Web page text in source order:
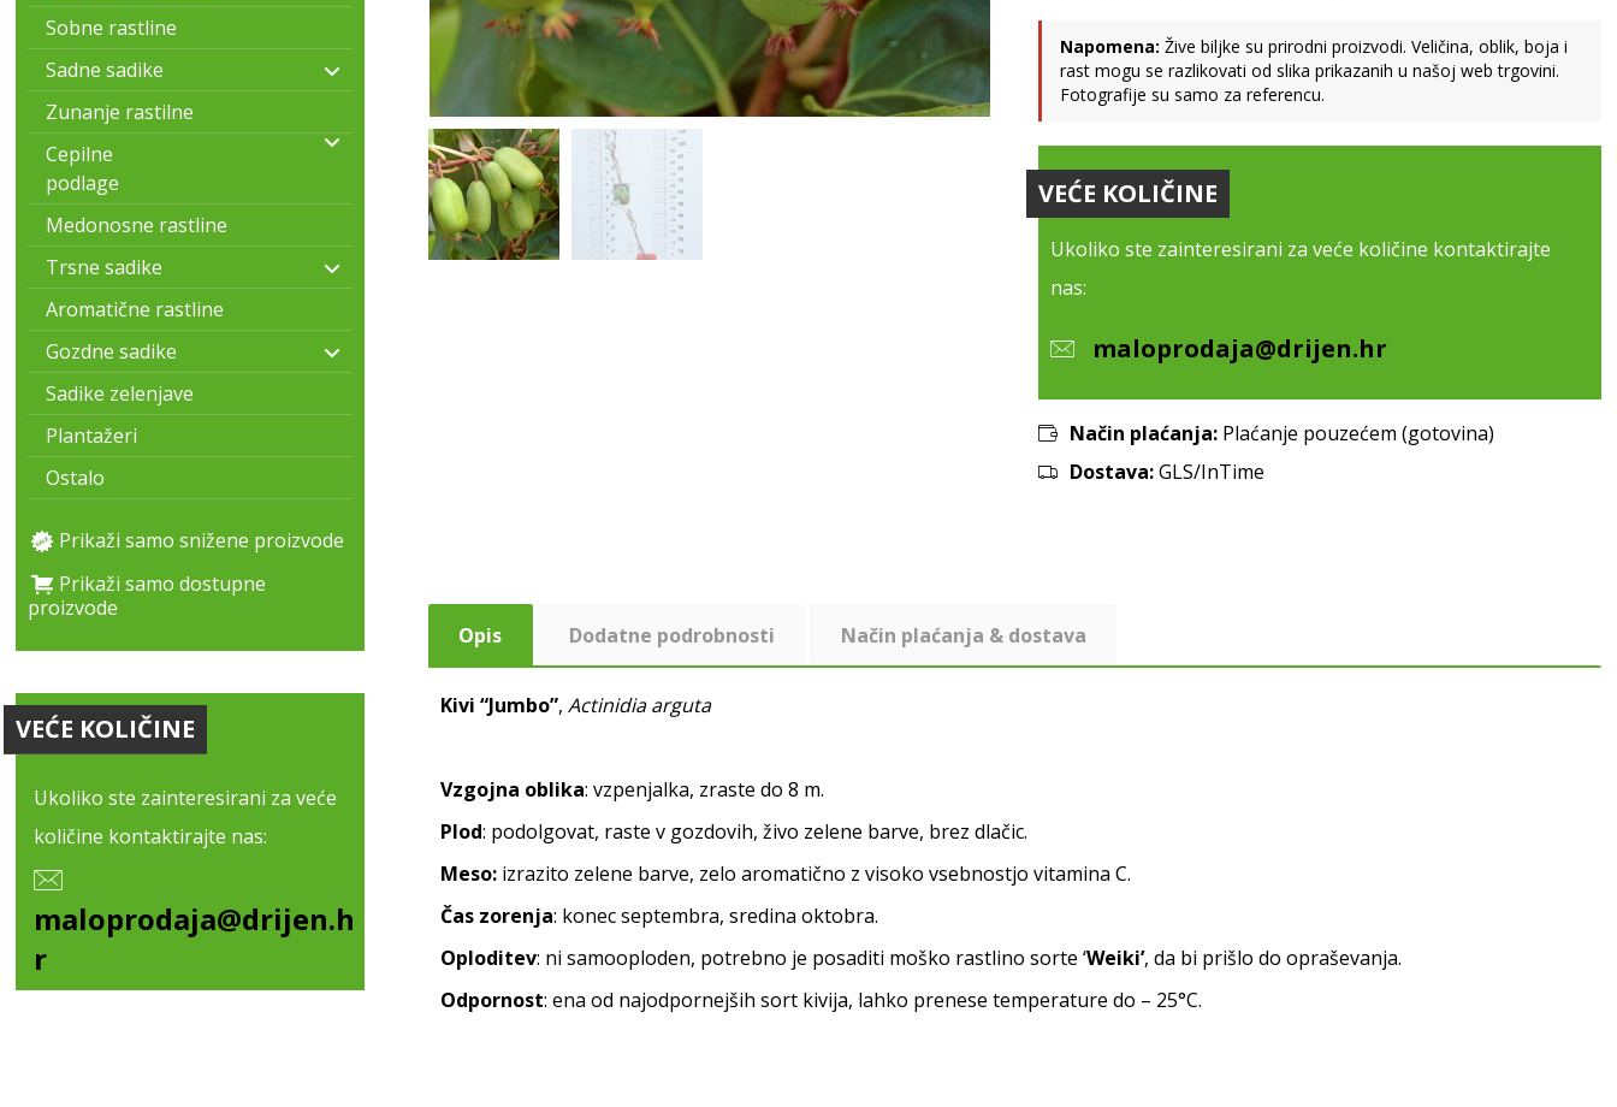
Napomena: Žive biljke su prirodni proizvodi. Veličina, oblik, boja i
rast mogu se razlikovati od slika prikazanih u našoj web trgovini.
Fotografije su samo za referencu.
VEĆE KOLIČINE
Ukoliko ste zainteresirani za veće količine kontaktirajte
nas:
maloprodaja@drijen.hr
Način plaćanja:Plaćanje pouzećem (gotovina)
Dostava:GLS/InTime
Opis Dodatne podrobnosti Način plaćanja & dostava
Kivi “Jumbo”, Actinidia arguta
Vzgojna oblika: vzpenjalka, zraste do 8 m.
Plod: podolgovat, raste v gozdovih, živo zelene barve, brez dlačic.
Meso:izrazito zelene barve, zelo aromatično z visoko vsebnostjo vitamina C.
Čas zorenja: konec septembra, sredina oktobra.
Oploditev: ni samooploden, potrebno je posaditi moško rastlino sorte ‘Weiki’, da bi prišlo do opraševanja.
Odpornost: ena od najodpornejših sort kivija, lahko prenese temperature do – 25°C.
Sobne rastline
Sadne sadike
Zunanje rastilne
Cepilne
podlage
Medonosne rastline
Trsne sadike
Aromatične rastline
Gozdne sadike
Sadike zelenjave
Plantažeri
Ostalo
Prikaži samo snižene proizvode
Prikaži samo dostupne
proizvode
VEĆE KOLIČINE
Ukoliko ste zainteresirani za veće
količine kontaktirajte nas:
maloprodaja@drijen.h
r